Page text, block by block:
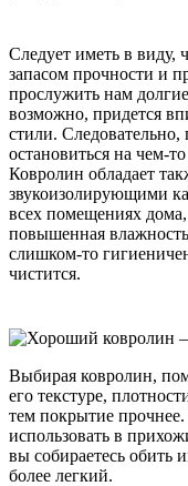
Следует иметь в виду,
запасом прочности и
прослужить нам
возможно, придется
стили. Следовательно,
остановиться на чем-
Ковролин обладает
звукоизолирующими
всех помещениях
повышенная
слишком-то
чистится.
Выбирая ковролин,
его текстуре,
тем покрытие
использовать в
вы собираетесь обить
более легкий.